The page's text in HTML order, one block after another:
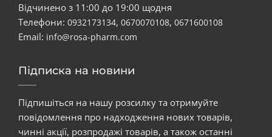
Відчинено з 11:00 до 19:00 щодня
Телефони: 0932173134, 0670070108, 0671600108
Email: info@rosa-pharm.com
Підписка на новини
Підпишіться на нашу розсилку та отримуйте
повідомлення про надходження нових товарів,
чинні акції, розпродажі товарів, а також останні